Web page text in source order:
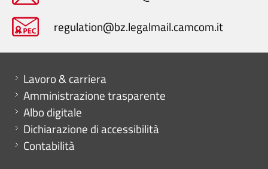
regulation@bz.legalmail.camcom.it
Mini menu di servizio
Lavoro & carriera
Amministrazione trasparente
Albo digitale
Dichiarazione di accessibilità
Contabilità